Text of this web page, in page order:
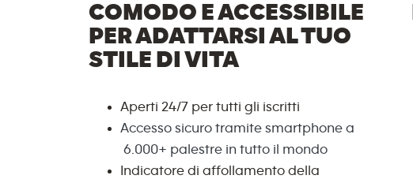
COMODO E ACCESSIBILE
PER ADATTARSI AL TUO
STILE DI VITA
Aperti 24/7 per tutti gli iscritti
Accesso sicuro tramite smartphone a
6.000+ palestre in tutto il mondo
Indicatore di affollamento della